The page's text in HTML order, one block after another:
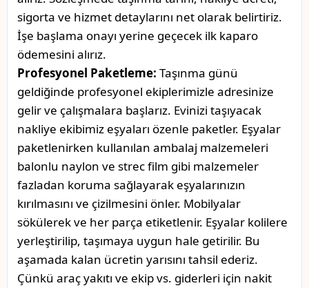
sigorta ve hizmet detaylarını net olarak belirtiriz.
İşe başlama onayı yerine geçecek ilk kaparo
ödemesini alırız.
Profesyonel Paketleme: Taşınma günü
geldiğinde profesyonel ekiplerimizle adresinize
gelir ve çalışmalara başlarız. Evinizi taşıyacak
nakliye ekibimiz eşyaları özenle paketler. Eşyalar
paketlenirken kullanılan ambalaj malzemeleri
balonlu naylon ve strec film gibi malzemeler
fazladan koruma sağlayarak eşyalarınızın
kırılmasını ve çizilmesini önler. Mobilyalar
sökülerek ve her parça etiketlenir. Eşyalar kolilere
yerleştirilip, taşımaya uygun hale getirilir. Bu
aşamada kalan ücretin yarısını tahsil ederiz.
Çünkü araç yakıtı ve ekip vs. giderleri için nakit